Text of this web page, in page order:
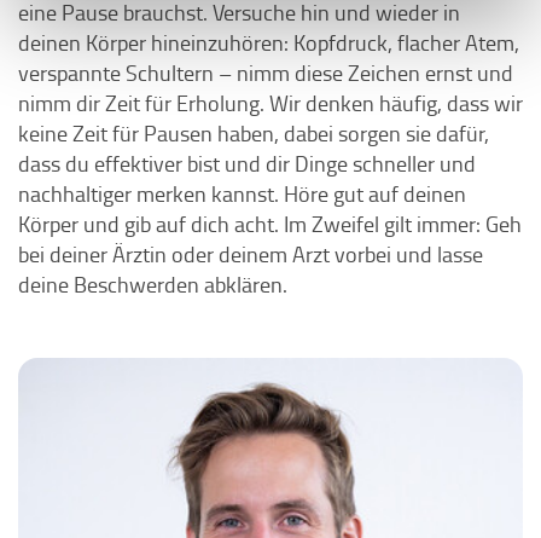
eine Pause brauchst. Versuche hin und wieder in
deinen Körper hineinzuhören: Kopfdruck, flacher Atem,
verspannte Schultern – nimm diese Zeichen ernst und
nimm dir Zeit für Erholung. Wir denken häufig, dass wir
keine Zeit für Pausen haben, dabei sorgen sie dafür,
dass du effektiver bist und dir Dinge schneller und
nachhaltiger merken kannst. Höre gut auf deinen
Körper und gib auf dich acht. Im Zweifel gilt immer: Geh
bei deiner Ärztin oder deinem Arzt vorbei und lasse
deine Beschwerden abklären.